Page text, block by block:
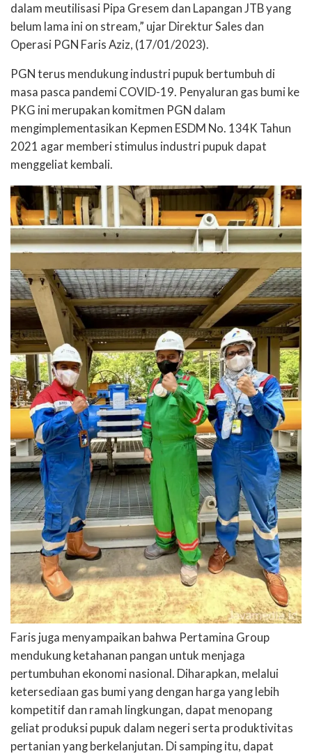
dalam meutilisasi Pipa Gresem dan Lapangan JTB yang
belum lama ini on stream,” ujar Direktur Sales dan
Operasi PGN Faris Aziz, (17/01/2023).
PGN terus mendukung industri pupuk bertumbuh di
masa pasca pandemi COVID-19. Penyaluran gas bumi ke
PKG ini merupakan komitmen PGN dalam
mengimplementasikan Kepmen ESDM No. 134K Tahun
2021 agar memberi stimulus industri pupuk dapat
menggeliat kembali.
Faris juga menyampaikan bahwa Pertamina Group
mendukung ketahanan pangan untuk menjaga
pertumbuhan ekonomi nasional. Diharapkan, melalui
ketersediaan gas bumi yang dengan harga yang lebih
kompetitif dan ramah lingkungan, dapat menopang
geliat produksi pupuk dalam negeri serta produktivitas
pertanian yang berkelanjutan. Di samping itu, dapat